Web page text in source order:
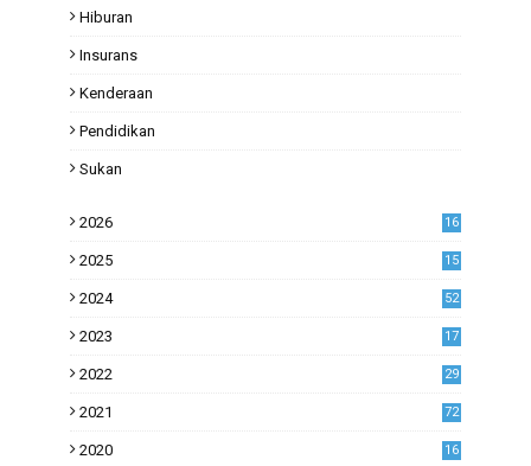
Hiburan
Insurans
Kenderaan
Pendidikan
Sukan
2026 16
2025 15
2024 52
2023
17
2022
29
2021
72
2020
16